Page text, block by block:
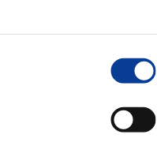
vždy týden před aukcí, ve